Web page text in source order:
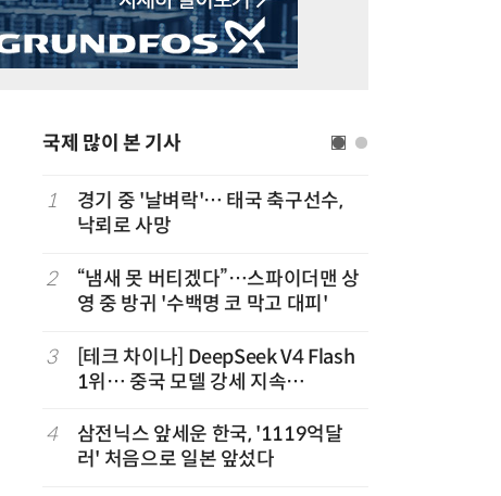
국제 많이 본 기사
1
경기 중 '날벼락'… 태국 축구선수,
낙뢰로 사망
2
“냄새 못 버티겠다”…스파이더맨 상
영 중 방귀 '수백명 코 막고 대피'
3
[테크 차이나] DeepSeek V4 Flash
1위… 중국 모델 강세 지속
순위)
4
삼전닉스 앞세운 한국, '1119억달
러' 처음으로 일본 앞섰다